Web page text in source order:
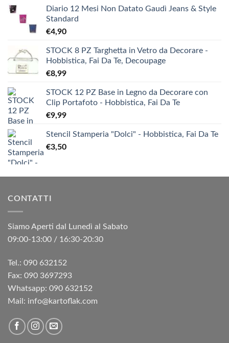
Diario 12 Mesi Non Datato Gaudì Jeans & Style
Standard
€4,90
STOCK 8 PZ Targhetta in Vetro da Decorare -
Hobbistica, Fai Da Te, Decoupage
€8,99
STOCK 12 PZ Base in Legno da Decorare con
Clip Portafoto - Hobbistica, Fai Da Te
€9,99
Stencil Stamperia "Dolci" - Hobbistica, Fai Da Te
€3,50
CONTATTI
Siamo Aperti dal Lunedì al Sabato
09:00-13:00 / 16:30-20:30
Tel.: 090 632152
Fax: 090 3697293‬
Whatsapp: 090 632152
Mail: info@kartoflak.com